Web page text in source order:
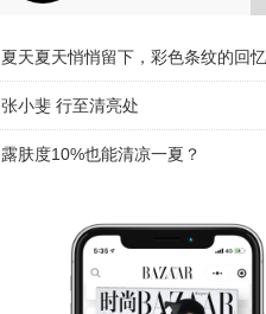
夏天夏天悄悄留下，彩色条纹的回
张小斐 行至清亮处
露肤度10%也能清凉一夏？